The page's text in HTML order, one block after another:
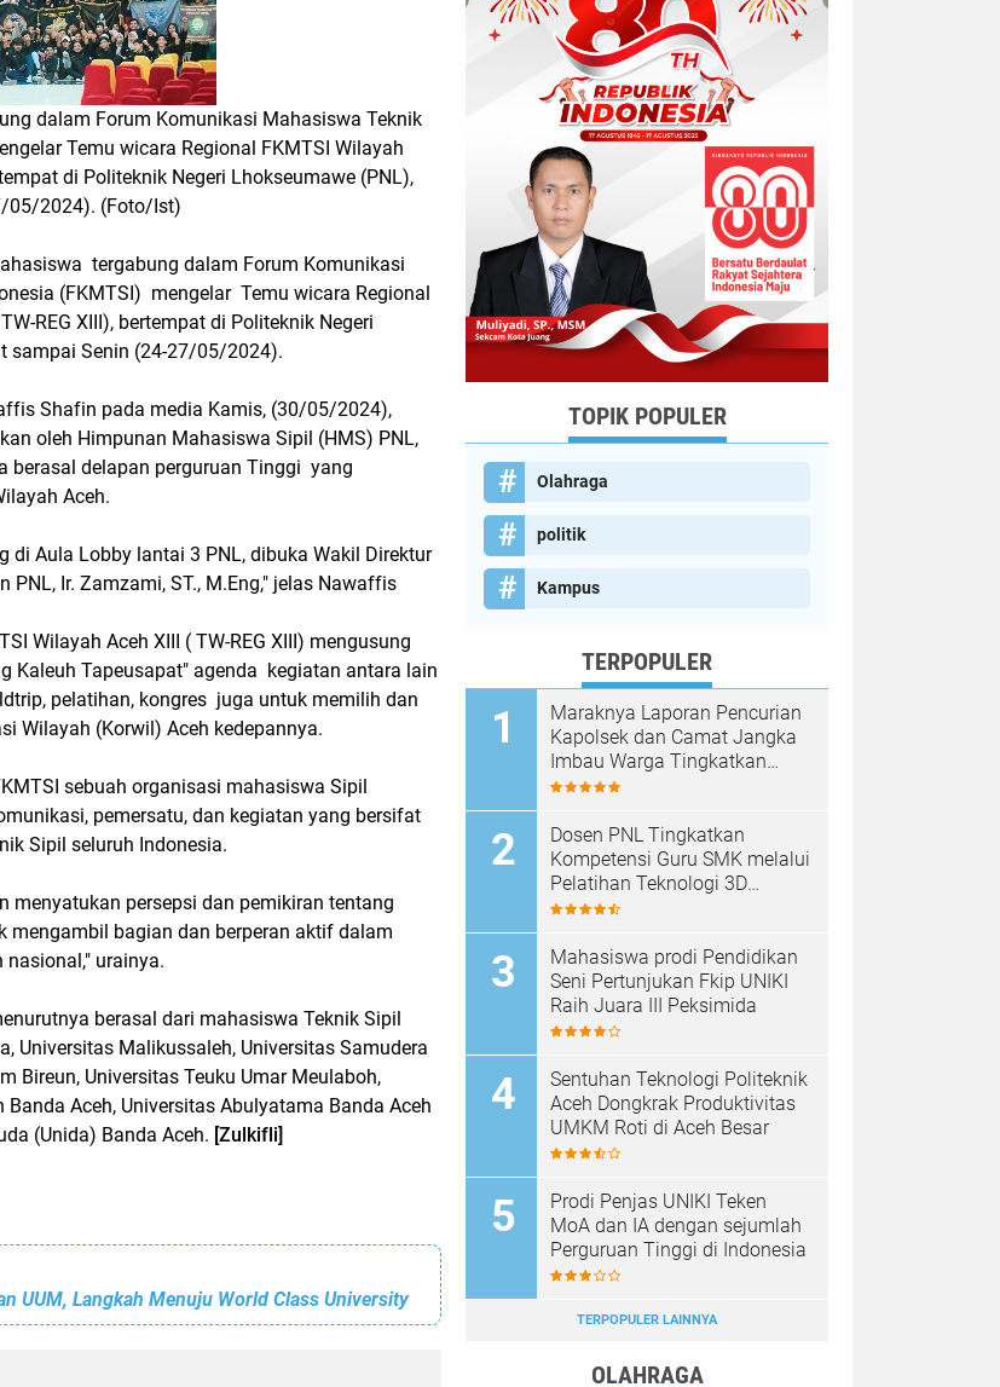
dalam Forum Komunikasi Mahasiswa Teknik
Temu wicara Regional FKMTSI Wilayah
di Politeknik Negeri Lhokseumawe (PNL),
05/2024). (Foto/Ist)
tergabung dalam Forum Komunikasi
(FKMTSI) mengelar Temu wicara Regional
REG XIII), bertempat di Politeknik Negeri
sampai Senin (24-27/05/2024).
Shafin pada media Kamis, (30/05/2024),
oleh Himpunan Mahasiswa Sipil (HMS) PNL,
berasal delapan perguruan Tinggi yang
Aceh.
di Aula Lobby lantai 3 PNL, dibuka Wakil Direktur
PNL, Ir. Zamzami, ST., M.Eng," jelas Nawaffis
Wilayah Aceh XIII ( TW-REG XIII) mengusung
Kaleuh Tapeusapat" agenda kegiatan antara lain
pelatihan, kongres juga untuk memilih dan
Wilayah (Korwil) Aceh kedepannya.
sebuah organisasi mahasiswa Sipil
pemersatu, dan kegiatan yang bersifat
Sipil seluruh Indonesia.
menyatukan persepsi dan pemikiran tentang
mengambil bagian dan berperan aktif dalam
urainya.
berasal dari mahasiswa Teknik Sipil
Universitas Malikussaleh, Universitas Samudera
Bireun, Universitas Teuku Umar Meulaboh,
Aceh, Universitas Abulyatama Banda Aceh
(Unida) Banda Aceh. [Zulkifli]
UUM, Langkah Menuju World Class University
TOPIK POPULER
Olahraga
politik
Kampus
TERPOPULER
Maraknya Laporan Pencurian
Kapolsek dan Camat Jangka
Imbau Warga Tingkatkan
Kewaspadaan
Dosen PNL Tingkatkan
Kompetensi Guru SMK melalui
Pelatihan Teknologi 3D
Printing
Mahasiswa prodi Pendidikan
Seni Pertunjukan Fkip UNIKI
Raih Juara III Peksimida
Sentuhan Teknologi Politeknik
Aceh Dongkrak Produktivitas
UMKM Roti di Aceh Besar
Prodi Penjas UNIKI Teken
MoA dan IA dengan sejumlah
Perguruan Tinggi di Indonesia
TERPOPULER LAINNYA
OLAHRAGA